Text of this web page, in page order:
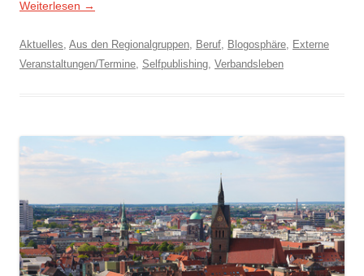
Weiterlesen →
Aktuelles Aus den Regionalgruppen Beruf Blogosphäre
Externe
Veranstaltungen/Termine Selfpublishing Verbandsleben